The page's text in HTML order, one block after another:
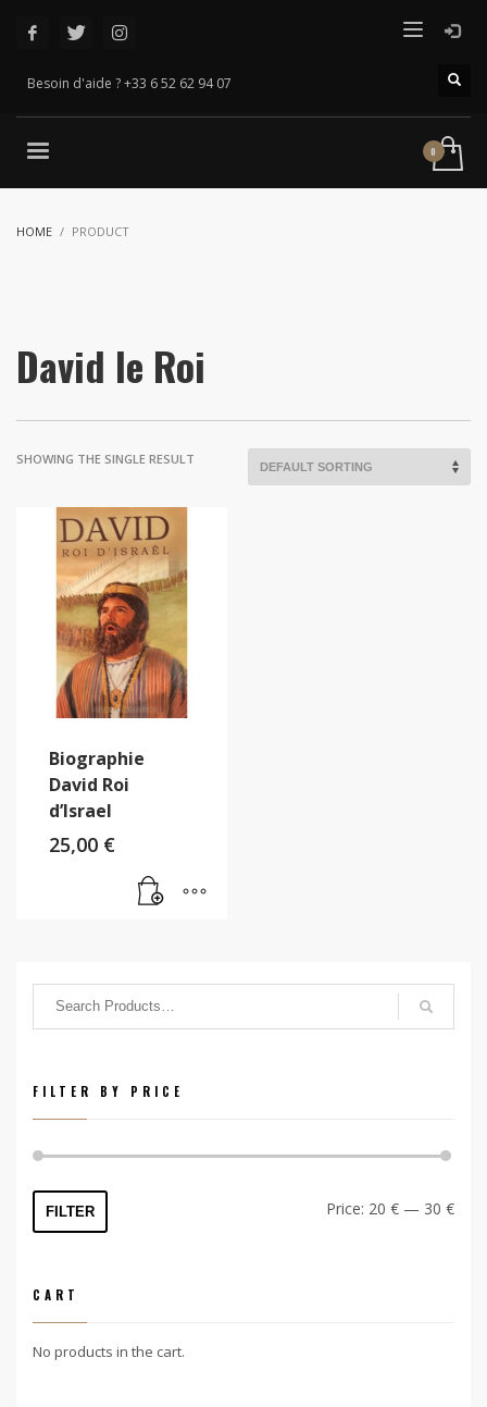
Besoin d'aide ? +33 6 52 62 94 07
HOME PRODUCT
David le Roi
SHOWING THE SINGLE RESULT
Biographie
David Roi
d’Israel
25,00 €
FILTER BY PRICE
Min
Max
FILTER Price: 20 € — 30 €
CART
No products in the cart.